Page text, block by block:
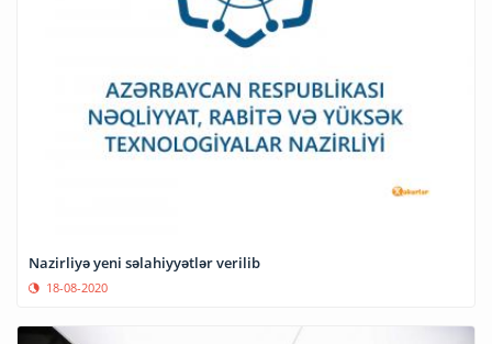
Nazirliyə yeni səlahiyyətlər verilib
18-08-2020